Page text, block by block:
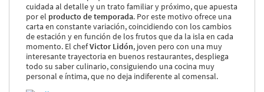
cuidada al detalle y un trato familiar y próximo, que apuesta
por el producto de temporada. Por este motivo ofrece una
carta en constante variación, coincidiendo con los cambios
de estación y en función de los frutos que da la isla en cada
momento. El chefVictor Lidón, joven pero con una muy
interesante trayectoria en buenos restaurantes, despliega
todo su saber culinario, consiguiendo una cocina muy
personal e íntima, que no deja indiferente al comensal.